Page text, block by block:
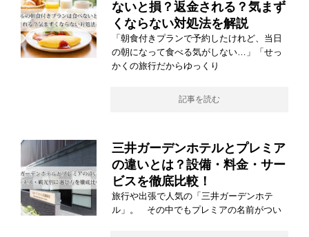
ないと損？返金される？気まず
くならない対処法を解説
「朝食付きプランで予約したけれど、当日
の朝になって食べる気がしない…」「せっ
かくの旅行だからゆっくり
記事を読む
三井ガーデンホテルとプレミア
の違いとは？設備・料金・サー
ビスを徹底比較！
旅行や出張で人気の「三井ガーデンホテ
ル」。 その中でもプレミアの名前がつい